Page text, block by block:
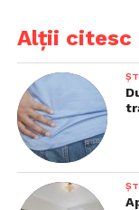
Alții citesc